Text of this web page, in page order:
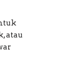
atau